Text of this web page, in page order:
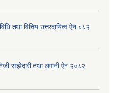
तथा वित्तिय उत्तरदायित्व ऐन ०८२
साझेदारी तथा लगानी ऐन २०८२